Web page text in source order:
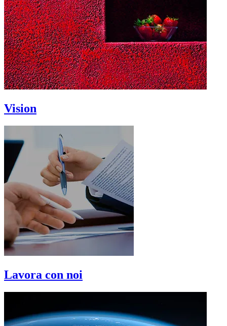
Vision
Lavora con noi